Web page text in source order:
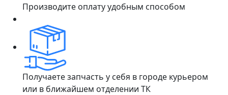
Производите оплату удобным способом
Получаете запчасть у себя в городе курьером
или в ближайшем отделении ТК